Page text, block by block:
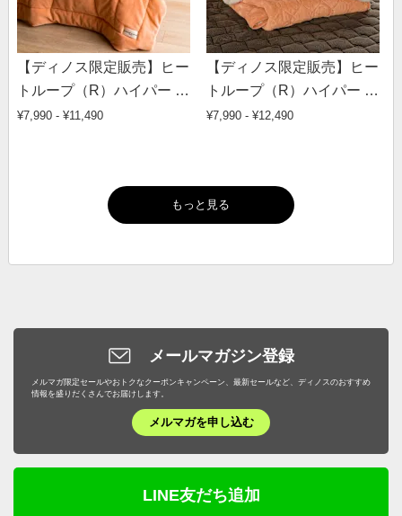
【ディノス限定販売】ヒー
トループ（R）ハイパー 中
わた入り発熱毛布
¥7,990 - ¥11,490
【ディノス限定販売】ヒー
トループ（R）ハイパー 発
熱敷きパッド
¥7,990 - ¥12,490
もっと見る
メールマガジン登録
メルマガ限定セールやおトクなクーポンキャンペーン、最新セールなど、ディノスのおすすめ
情報を盛りだくさんでお届けします。
メルマガを申し込む
LINE友だち追加